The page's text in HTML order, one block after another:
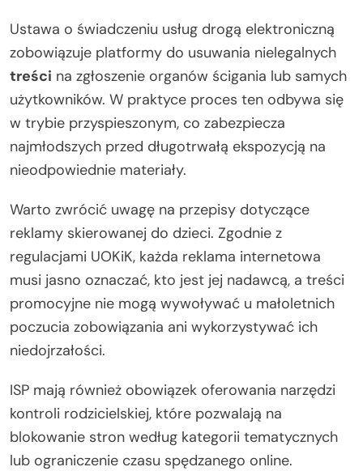
Ustawa o świadczeniu usług drogą elektroniczną
zobowiązuje platformy do usuwania nielegalnych
treści na zgłoszenie organów ścigania lub samych
użytkowników. W praktyce proces ten odbywa się
w trybie przyspieszonym, co zabezpiecza
najmłodszych przed długotrwałą ekspozycją na
nieodpowiednie materiały.
Warto zwrócić uwagę na przepisy dotyczące
reklamy skierowanej do dzieci. Zgodnie z
regulacjami UOKiK, każda reklama internetowa
musi jasno oznaczać, kto jest jej nadawcą, a treści
promocyjne nie mogą wywoływać u małoletnich
poczucia zobowiązania ani wykorzystywać ich
niedojrzałości.
ISP mają również obowiązek oferowania narzędzi
kontroli rodzicielskiej, które pozwalają na
blokowanie stron według kategorii tematycznych
lub ograniczenie czasu spędzanego online.